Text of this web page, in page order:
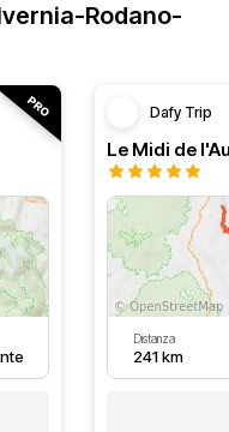
Rodano-
Dafy Trip
Le Midi de
Distanza
241 km